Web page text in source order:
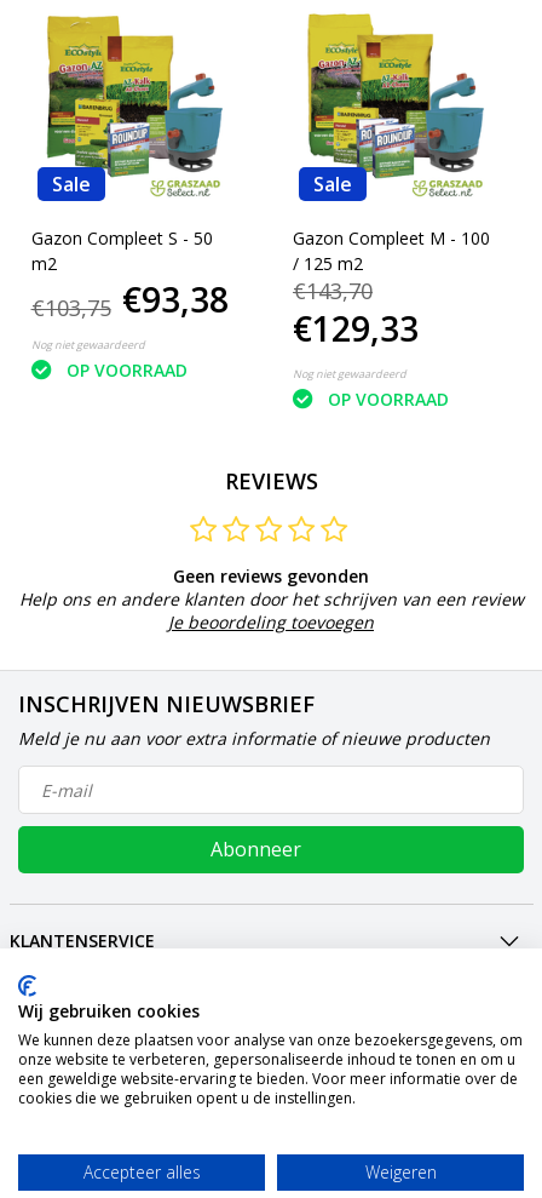
Sale
Gazon Compleet S - 50
m2
€103,75 €93,38
Nog niet gewaardeerd
OP VOORRAAD
Sale
Gazon Compleet M - 100
/ 125 m2
€143,70
€129,33
Nog niet gewaardeerd
OP VOORRAAD
REVIEWS
Geen reviews gevonden
Help ons en andere klanten door het schrijven van een review
Je beoordeling toevoegen
INSCHRIJVEN NIEUWSBRIEF
Meld je nu aan voor extra informatie of nieuwe producten
Abonneer
KLANTENSERVICE
MIJN ACCOUNT
INTERNATIONAL
BETAALMETHODEN
VERZENDING
CONTACT
Wij gebruiken cookies
We kunnen deze plaatsen voor analyse van onze bezoekersgegevens, om
onze website te verbeteren, gepersonaliseerde inhoud te tonen en om u
een geweldige website-ervaring te bieden. Voor meer informatie over de
cookies die we gebruiken opent u de instellingen.
Accepteer alles Weigeren